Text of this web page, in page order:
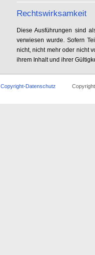
Rechtswirksamkeit
Diese Ausführungen sind
verwiesen wurde. Sofern
nicht, nicht mehr oder nicht
ihrem Inhalt und ihrer
Copyright-Datenschutz Copyright ©